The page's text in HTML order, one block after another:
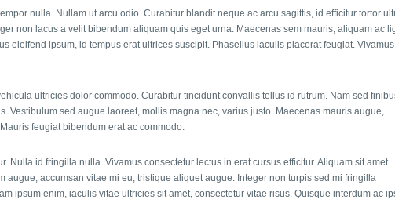
nulla. Nullam ut arcu odio. Curabitur blandit neque ac arcu sagittis, id efficitur tortor
non lacus a velit bibendum aliquam quis eget urna. Maecenas sem mauris, aliquam ac
eleifend ipsum, id tempus erat ultrices suscipit. Phasellus iaculis placerat feugiat. Vivamus
ultricies dolor commodo. Curabitur tincidunt convallis tellus id rutrum. Nam sed
Vestibulum sed augue laoreet, mollis magna nec, varius justo. Maecenas mauris augue,
feugiat bibendum erat ac commodo.
Nulla id fringilla nulla. Vivamus consectetur lectus in erat cursus efficitur. Aliquam sit amet
augue, accumsan vitae mi eu, tristique aliquet augue. Integer non turpis sed mi fringilla
ipsum enim, iaculis vitae ultricies sit amet, consectetur vitae risus. Quisque interdum ac